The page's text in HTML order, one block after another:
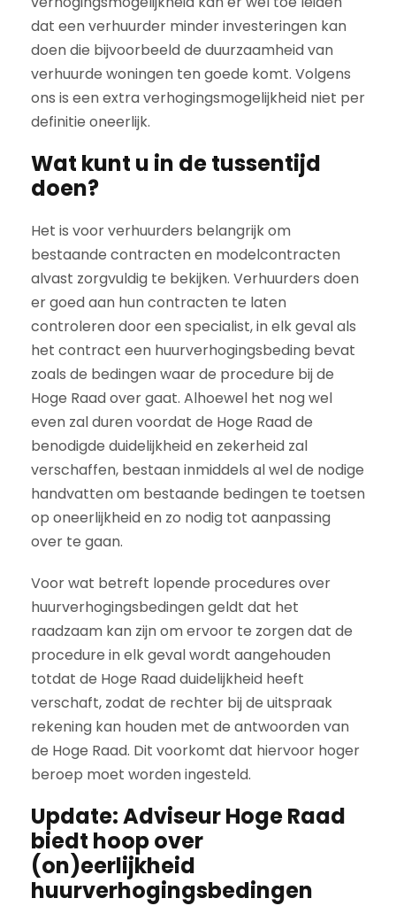
dat een verhuurder minder investeringen kan
doen die bijvoorbeeld de duurzaamheid van
verhuurde woningen ten goede komt. Volgens
ons is een extra verhogingsmogelijkheid niet per
definitie oneerlijk.
Wat kunt u in de tussentijd
doen?
Het is voor verhuurders belangrijk om
bestaande contracten en modelcontracten
alvast zorgvuldig te bekijken. Verhuurders doen
er goed aan hun contracten te laten
controleren door een specialist, in elk geval als
het contract een huurverhogingsbeding bevat
zoals de bedingen waar de procedure bij de
Hoge Raad over gaat. Alhoewel het nog wel
even zal duren voordat de Hoge Raad de
benodigde duidelijkheid en zekerheid zal
verschaffen, bestaan inmiddels al wel de nodige
handvatten om bestaande bedingen te toetsen
op oneerlijkheid en zo nodig tot aanpassing
over te gaan.
Voor wat betreft lopende procedures over
huurverhogingsbedingen geldt dat het
raadzaam kan zijn om ervoor te zorgen dat de
procedure in elk geval wordt aangehouden
totdat de Hoge Raad duidelijkheid heeft
verschaft, zodat de rechter bij de uitspraak
rekening kan houden met de antwoorden van
de Hoge Raad. Dit voorkomt dat hiervoor hoger
beroep moet worden ingesteld.
Update: Adviseur Hoge Raad
biedt hoop over
(on)eerlijkheid
huurverhogingsbedingen